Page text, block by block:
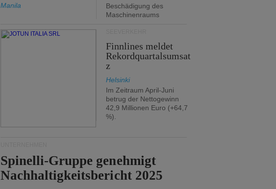
Manila
Beschädigung des
Maschinenraums
Finnlines meldet
Rekordquartalsumsat
z
Helsinki
Im Zeitraum April-Juni
betrug der Nettogewinn
42,9 Millionen Euro (+64,7
%).
Spinelli-Gruppe genehmigt
Nachhaltigkeitsbericht 2025